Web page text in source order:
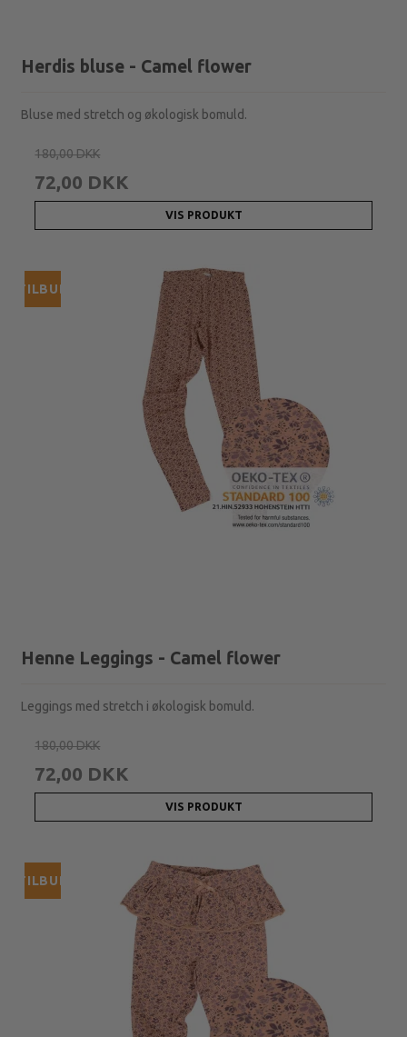
Herdis bluse - Camel flower
Bluse med stretch og økologisk bomuld.
180,00 DKK
72,00 DKK
VIS PRODUKT
TILBUD
Henne Leggings - Camel flower
Leggings med stretch i økologisk bomuld.
180,00 DKK
72,00 DKK
VIS PRODUKT
TILBUD